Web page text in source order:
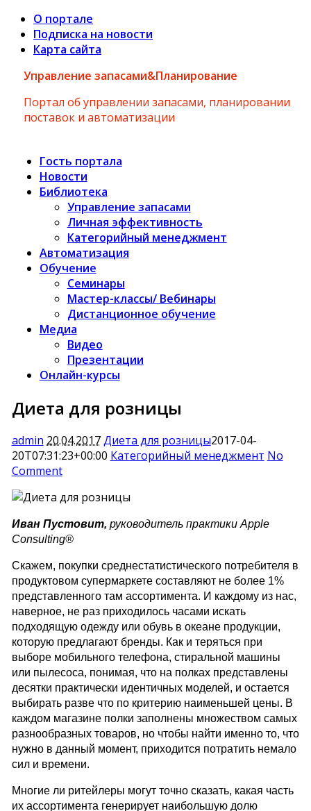
О портале
Подписка на новости
Карта сайта
Управление запасами&Планирование
Портал об управлении запасами, планировании
поставок и автоматизации
Гость портала
Новости
Библиотека
Управление запасами
Личная эффективность
Категорийный менеджмент
Автоматизация
Обучение
Семинары
Мастер-классы/ Вебинары
Дистанционное обучение
Медиа
Видео
Презентации
Онлайн-курсы
Диета для розницы
admin 20.04.2017Диета для розницы2017-04-
20T07:31:23+00:00 Категорийный менеджмент No
Comment
Иван Пустовит, руководитель практики Apple
Consulting®
Скажем, покупки среднестатистического потребителя в
продуктовом супермаркете составляют не более 1%
представленного там ассортимента. И каждому из нас,
наверное, не раз приходилось часами искать
подходящую одежду или обувь в океане продукции,
которую предлагают бренды. Как и теряться при
выборе мобильного телефона, стиральной машины
или пылесоса, понимая, что на полках представлены
десятки практически идентичных моделей, и остается
выбирать разве что по критерию наименьшей цены. В
каждом магазине полки заполнены множеством самых
разнообразных товаров, но чтобы найти именно то, что
нужно в данный момент, приходится потратить немало
сил и времени.
Многие ли ритейлеры могут точно сказать, какая часть
их ассортимента генерирует наибольшую долю